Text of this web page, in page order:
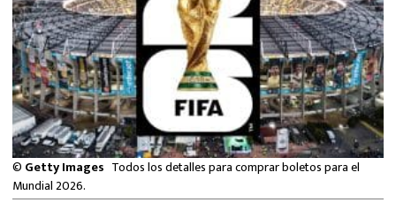
BOXEO
LIGA MX
NFL
© Getty Images Todos los detalles para comprar boletos para el
Mundial 2026.